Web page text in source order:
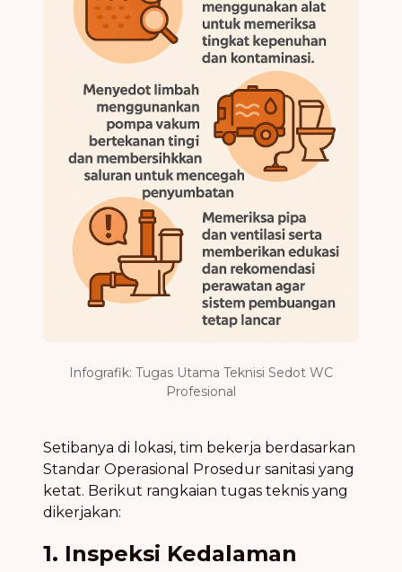
Infografik: Tugas Utama Teknisi Sedot WC
Profesional
Setibanya di lokasi, tim bekerja berdasarkan
Standar Operasional Prosedur sanitasi yang
ketat. Berikut rangkaian tugas teknis yang
dikerjakan:
1. Inspeksi Kedalaman